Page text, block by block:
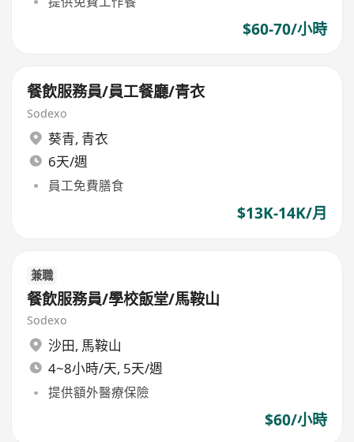
$60-70/小時
餐飲服務員/員工餐廳/青衣
Sodexo
葵青, 青衣
6天/週
員工免費膳食
$13K-14K/月
兼職
餐飲服務員/學校飯堂/馬鞍山
Sodexo
沙田, 馬鞍山
4~8小時/天, 5天/週
提供額外醫療保險
$60/小時